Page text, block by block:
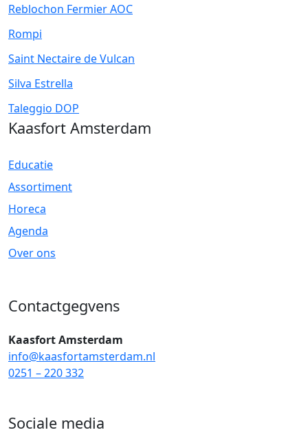
Reblochon Fermier AOC
Rompi
Saint Nectaire de Vulcan
Silva Estrella
Taleggio DOP
Kaasfort Amsterdam
Educatie
Assortiment
Horeca
Agenda
Over ons
Contactgegvens
Kaasfort Amsterdam
info@kaasfortamsterdam.nl
0251 – 220 332
Sociale media